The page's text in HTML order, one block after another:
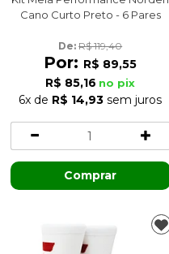
Cano Curto Preto - 6 Pares
De: R$ 119,40
Por: R$ 89,55
R$ 85,16 no pix
6x de R$ 14,93 sem juros
Comprar